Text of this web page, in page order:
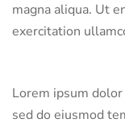
magna aliqua. Ut
exercitation
Lorem ipsum
sed do eiusmod